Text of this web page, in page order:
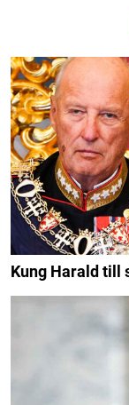
Kung Harald till